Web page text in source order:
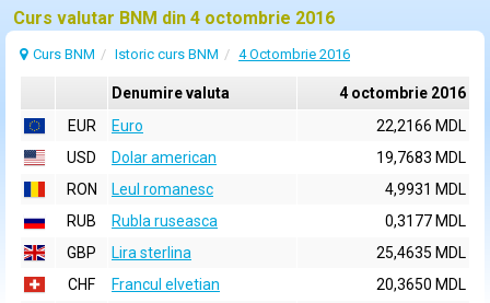
Curs valutar BNM din 4 octombrie 2016
Curs BNM Istoric curs BNM 4 Octombrie 2016
Denumire valuta
4 octombrie 2016
EUR
Euro
22,2166 MDL
USD
Dolar american
19,7683 MDL
RON
Leul romanesc
4,9931 MDL
RUB
Rubla ruseasca
0,3177 MDL
GBP
Lira sterlina
25,4635 MDL
CHF
Francul elvetian
20,3650 MDL